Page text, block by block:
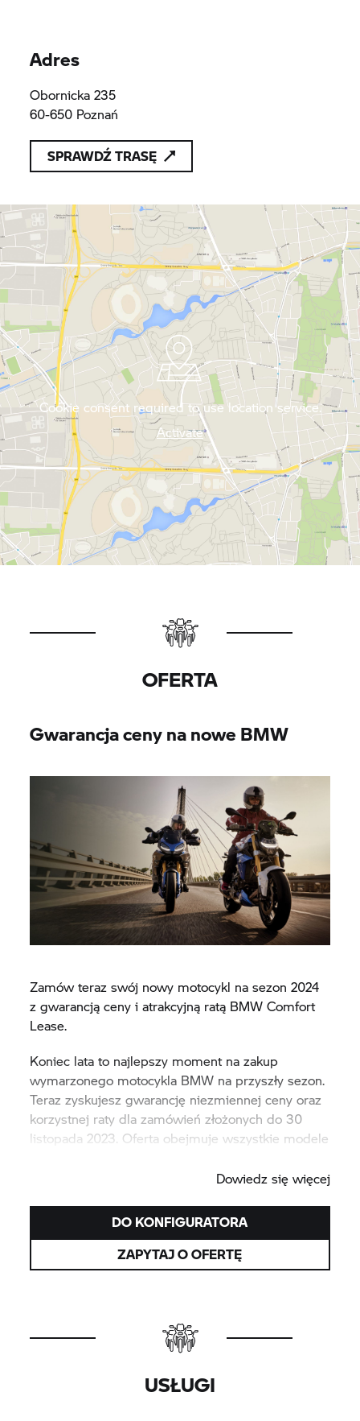
Adres
Obornicka 235
60-650 Poznań
SPRAWDŹ TRASĘ
Cookie consent required to use location service.
Activate
OFERTA
Gwarancja ceny na nowe BMW
Zamów teraz swój nowy motocykl na sezon 2024
z gwarancją ceny i atrakcyjną ratą BMW Comfort
Lease.
Koniec lata to najlepszy moment na zakup
wymarzonego motocykla BMW na przyszły sezon.
Teraz zyskujesz gwarancję niezmiennej ceny oraz
korzystnej raty dla zamówień złożonych do 30
listopada 2023. Oferta obejmuje wszystkie modele
Dowiedz się więcej
DO KONFIGURATORA
ZAPYTAJ O OFERTĘ
USŁUGI